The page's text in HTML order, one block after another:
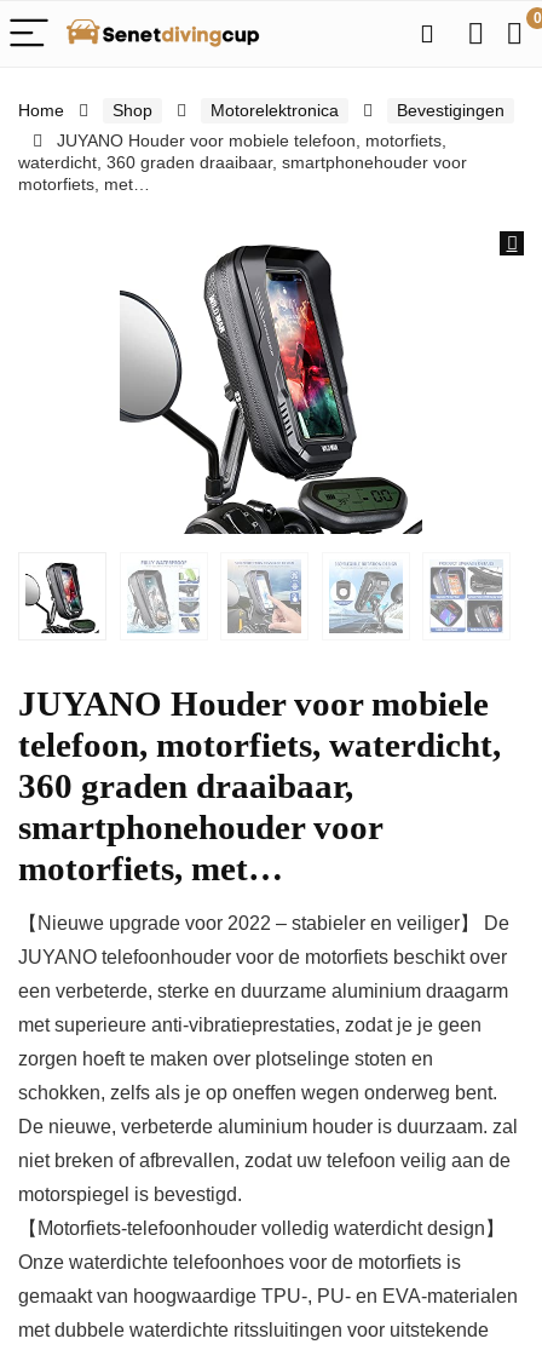
0
Home Shop Motorelektronica
Bevestigingen
JUYANO Houder voor mobiele telefoon, motorfiets,
waterdicht, 360 graden draaibaar, smartphonehouder voor
motorfiets, met…
JUYANO Houder voor mobiele
telefoon, motorfiets, waterdicht,
360 graden draaibaar,
smartphonehouder voor
motorfiets, met…
【Nieuwe upgrade voor 2022 – stabieler en veiliger】 De
JUYANO telefoonhouder voor de motorfiets beschikt over
een verbeterde, sterke en duurzame aluminium draagarm
met superieure anti-vibratieprestaties, zodat je je geen
zorgen hoeft te maken over plotselinge stoten en
schokken, zelfs als je op oneffen wegen onderweg bent.
De nieuwe, verbeterde aluminium houder is duurzaam. zal
niet breken of afbrevallen, zodat uw telefoon veilig aan de
motorspiegel is bevestigd.
【Motorfiets-telefoonhouder volledig waterdicht design】
Onze waterdichte telefoonhoes voor de motorfiets is
gemaakt van hoogwaardige TPU-, PU- en EVA-materialen
met dubbele waterdichte ritssluitingen voor uitstekende